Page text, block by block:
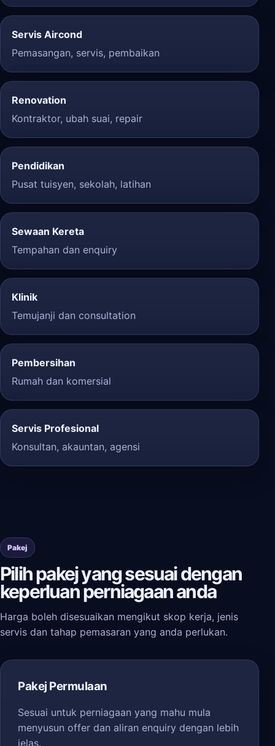
Servis Aircond
Pemasangan, servis, pembaikan
Renovation
Kontraktor, ubah suai, repair
Pendidikan
Pusat tuisyen, sekolah, latihan
Sewaan Kereta
Tempahan dan enquiry
Klinik
Temujanji dan consultation
Pembersihan
Rumah dan komersial
Servis Profesional
Konsultan, akauntan, agensi
Pakej
Pilih pakej yang sesuai dengan
keperluan perniagaan anda
Harga boleh disesuaikan mengikut skop kerja, jenis
servis dan tahap pemasaran yang anda perlukan.
Pakej Permulaan
Sesuai untuk perniagaan yang mahu mula
menyusun offer dan aliran enquiry dengan lebih
jelas.